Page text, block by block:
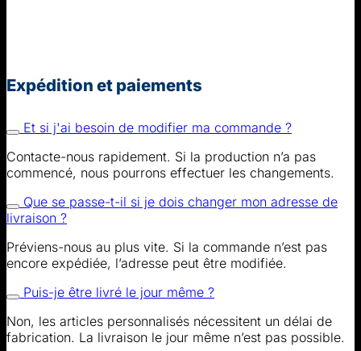
Expédition et paiements
Et si j'ai besoin de modifier ma commande ?
Contacte-nous rapidement. Si la production n’a pas
commencé, nous pourrons effectuer les changements.
Que se passe-t-il si je dois changer mon adresse de
livraison ?
Préviens-nous au plus vite. Si la commande n’est pas
encore expédiée, l’adresse peut être modifiée.
Puis-je être livré le jour même ?
Non, les articles personnalisés nécessitent un délai de
fabrication. La livraison le jour même n’est pas possible.